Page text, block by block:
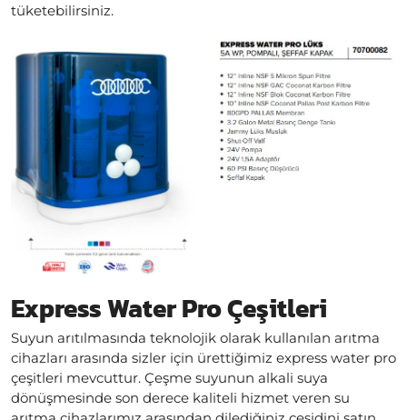
tüketebilirsiniz.
Express Water Pro Çeşitleri
Suyun arıtılmasında teknolojik olarak kullanılan arıtma
cihazları arasında sizler için ürettiğimiz express water pro
çeşitleri mevcuttur. Çeşme suyunun alkali suya
dönüşmesinde son derece kaliteli hizmet veren su